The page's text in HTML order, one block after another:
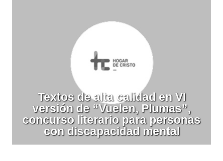
Textos de alta calidad en VI
versión de “Vuelen, Plumas”,
concurso literario para personas
con discapacidad mental